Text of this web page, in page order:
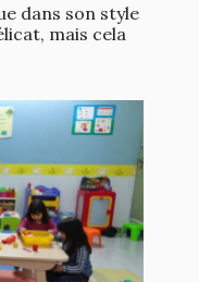
dans son style
mais cela